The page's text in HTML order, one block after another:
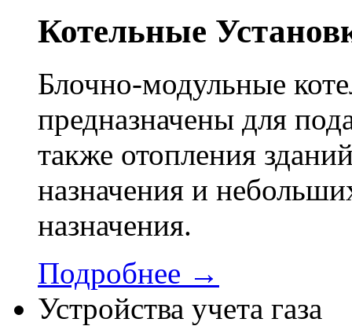
Котельные
Блочно-модульные
предназначены для
также отопления
назначения и
назначения.
Подробнее →
Устройства учета газа